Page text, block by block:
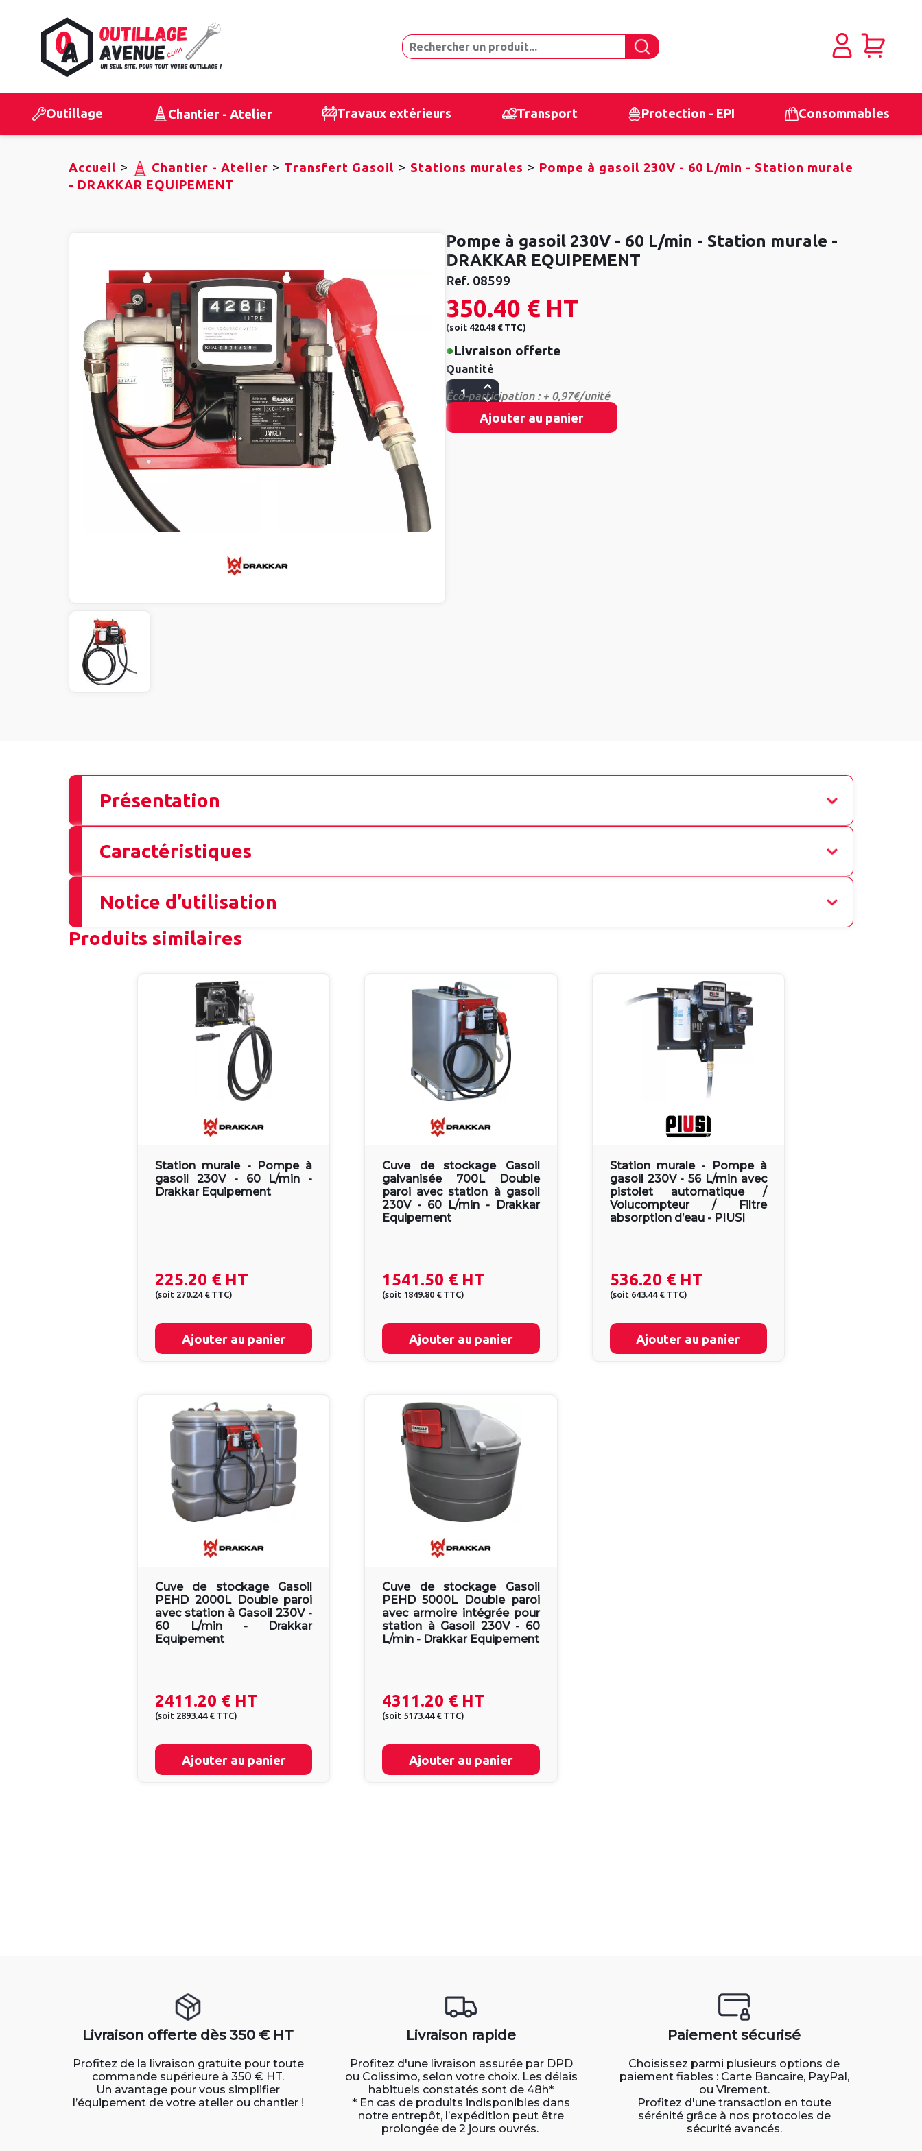
Outillage Chantier - Atelier Travaux extérieurs Transport Protection - EPI Consommables
Accueil > Chantier - Atelier > Transfert Gasoil > Stations murales > Pompe à gasoil 230V - 60 L/min - Station murale
- DRAKKAR EQUIPEMENT
Pompe à gasoil 230V - 60 L/min - Station murale -
DRAKKAR EQUIPEMENT
Ref. 08599
350.40 €HT
(soit 420.48 € TTC)
•Livraison offerte
Quantité
Éco-participation : + 0,97€/unité
Ajouter au panier
Présentation
Caractéristiques
Notice d’utilisation
Produits similaires
Station murale - Pompe à
gasoil 230V - 60 L/min -
Drakkar Equipement
225.20 € HT
(soit 270.24 € TTC)
Ajouter au panier
Cuve de stockage Gasoil
galvanisée 700L Double
paroi avec station à gasoil
230V - 60 L/min - Drakkar
Equipement
1541.50 € HT
(soit 1849.80 € TTC)
Ajouter au panier
Station murale - Pompe à
gasoil 230V - 56 L/min avec
pistolet automatique /
Volucompteur / Filtre
absorption d’eau - PIUSI
536.20 €HT
(soit 643.44 € TTC)
Ajouter au panier
Cuve de stockage Gasoil
PEHD 2000L Double paroi
avec station à Gasoil 230V -
60 L/min - Drakkar
Equipement
2411.20 € HT
(soit 2893.44 € TTC)
Ajouter au panier
Cuve de stockage Gasoil
PEHD 5000L Double paroi
avec armoire intégrée pour
station à Gasoil 230V - 60
L/min - Drakkar Equipement
4311.20 € HT
(soit 5173.44 € TTC)
Ajouter au panier
Livraison offerte dès 350 € HT
Profitez de la livraison gratuite pour toute
commande supérieure à 350 € HT.
Un avantage pour vous simplifier
l’équipement de votre atelier ou chantier !
Livraison rapide
Profitez d'une livraison assurée par DPD
ou Colissimo, selon votre choix. Les délais
habituels constatés sont de 48h*
* En cas de produits indisponibles dans
notre entrepôt, l’expédition peut être
prolongée de 2 jours ouvrés.
Paiement sécurisé
Choisissez parmi plusieurs options de
paiement fiables : Carte Bancaire, PayPal,
ou Virement.
Profitez d'une transaction en toute
sérénité grâce à nos protocoles de
sécurité avancés.